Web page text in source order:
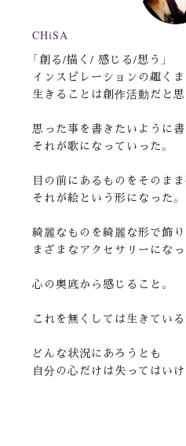
CHiSA
「創る/描く/ 感じる/想う」
インスピレーションの趣くま
生きることは創作活動だと思
思った事を書きたいように
それが歌になっていった。
目の前にあるものをそのま
それが絵という形になった。
綺麗なものを綺麗な形で飾
まざまなアクセサリーになっ
心の奥底から感じること。
これを無くしては生きている
どんな状況にあろうとも
自分の心だけは失ってはいけ